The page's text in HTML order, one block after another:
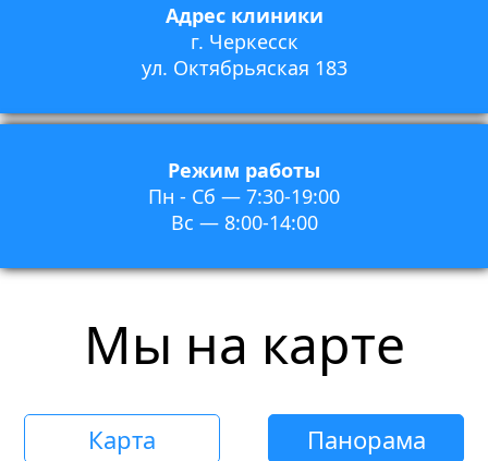
Адрес клиники
г. Черкесск
ул. Октябрьяская 183
Режим работы
Пн - Сб — 7:30-19:00
Вс — 8:00-14:00
Мы на карте
Карта Панорама